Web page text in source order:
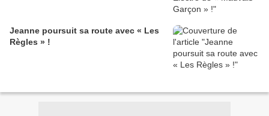
Jeanne poursuit sa route avec « Les
Règles » !